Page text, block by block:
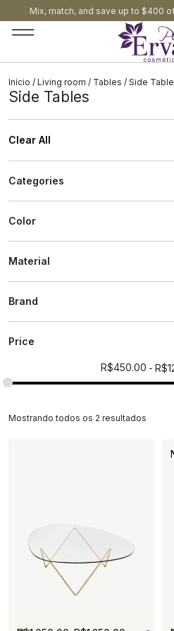
Mix, match, and save up to $400
Início / Living room / Tables / Side
Side Tables
Clear All
Categories
Color
Material
Brand
Price
R$450.00 R$
Mostrando todos os 2 resultados